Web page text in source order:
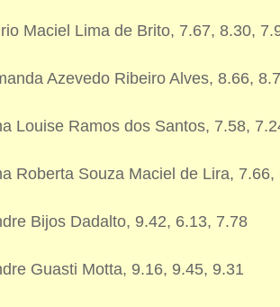
Maciel Lima de Brito, 7.67, 8.30,
Azevedo Ribeiro Alves, 8.66,
Louise Ramos dos Santos, 7.58,
Roberta Souza Maciel de Lira, 7.66,
Bijos Dadalto, 9.42, 6.13, 7.78
Guasti Motta, 9.16, 9.45, 9.31